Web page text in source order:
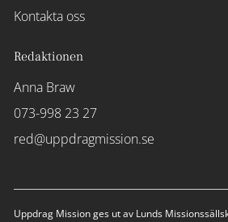
Kontakta oss
Redaktionen
Anna Braw
073-998 23 27
red@uppdragmission.se
Uppdrag Mission ges ut av Lunds